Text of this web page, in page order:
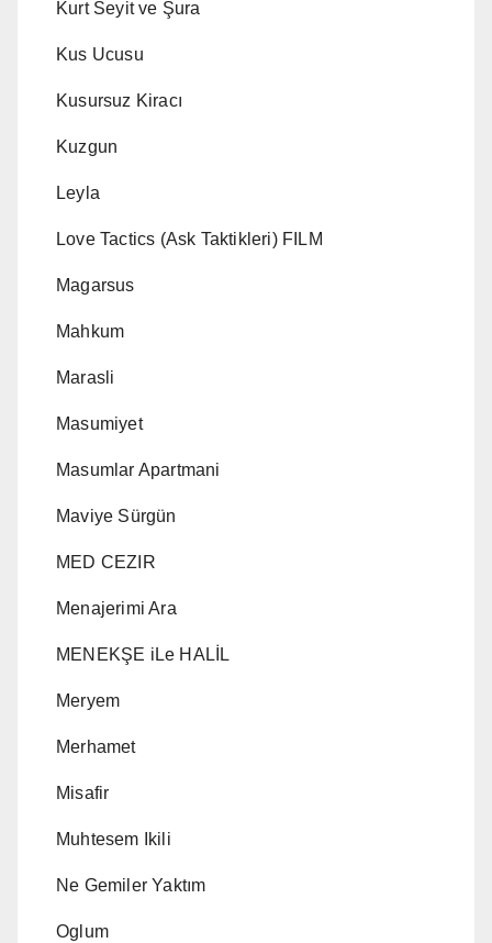
Kurt Seyit ve Şura
Kus Ucusu
Kusursuz Kiracı
Kuzgun
Leyla
Love Tactics (Ask Taktikleri) FILM
Magarsus
Mahkum
Marasli
Masumiyet
Masumlar Apartmani
Maviye Sürgün
MED CEZIR
Menajerimi Ara
MENEKŞE iLe HALİL
Meryem
Merhamet
Misafir
Muhtesem Ikili
Ne Gemiler Yaktım
Oglum